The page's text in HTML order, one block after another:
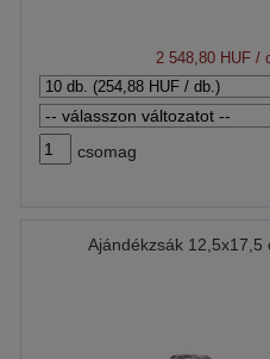
2 548,80 HUF /
csomag
Ajándékzsák 12,5x17,5